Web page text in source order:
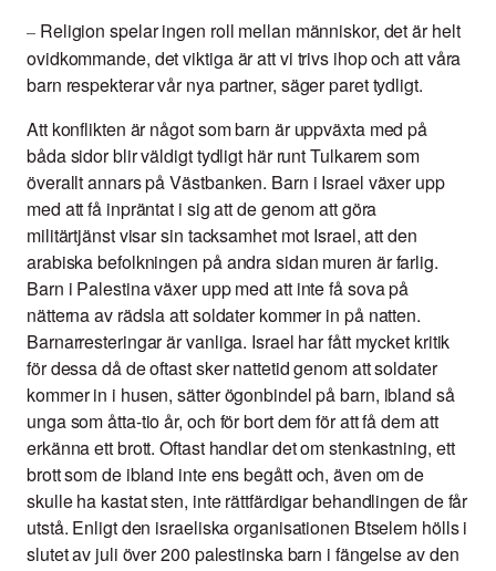
– Religion spelar ingen roll mellan människor, det är helt
ovidkommande, det viktiga är att vi trivs ihop och att våra
barn respekterar vår nya partner, säger paret tydligt.
Att konflikten är något som barn är uppväxta med på
båda sidor blir väldigt tydligt här runt Tulkarem som
överallt annars på Västbanken. Barn i Israel växer upp
med att få inpräntat i sig att de genom att göra
militärtjänst visar sin tacksamhet mot Israel, att den
arabiska befolkningen på andra sidan muren är farlig.
Barn i Palestina växer upp med att inte få sova på
nätterna av rädsla att soldater kommer in på natten.
Barnarresteringar är vanliga. Israel har fått mycket kritik
för dessa då de oftast sker nattetid genom att soldater
kommer in i husen, sätter ögonbindel på barn, ibland så
unga som åtta-tio år, och för bort dem för att få dem att
erkänna ett brott. Oftast handlar det om stenkastning, ett
brott som de ibland inte ens begått och, även om de
skulle ha kastat sten, inte rättfärdigar behandlingen de får
utstå. Enligt den israeliska organisationen Btselem hölls i
slutet av juli över 200 palestinska barn i fängelse av den